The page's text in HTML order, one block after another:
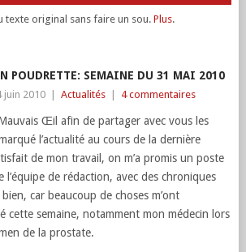
texte original sans faire un sou. Plus.
POUDRETTE: SEMAINE DU 31 MAI 2010
juin 2010 Actualités 4 commentaires
Œil afin de partager avec vous les
l’actualité au cours de la dernière
de mon travail, on m’a promis un poste
l’équipe de rédaction, avec des chroniques
car beaucoup de choses m’ont
cette semaine, notamment mon médecin lors
de la prostate.